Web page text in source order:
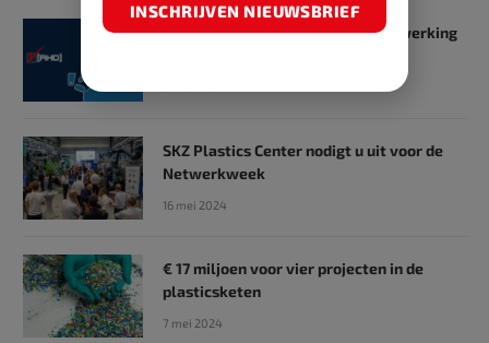
SKZ en RHD GmbH starten samenwerking
SKZ Plastics Center nodigt u uit voor de
Netwerkweek
16 mei 2024
€ 17 miljoen voor vier projecten in de
plasticsketen
7 mei 2024
INSCHRIJVEN NIEUWSBRIEF